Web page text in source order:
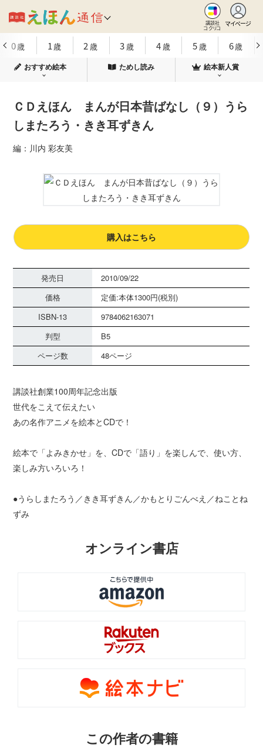
講談社
コクリコ
マイページ
0歳 1歳 2 歳 3歳 4歳 5歳 6歳
おすすめ絵本 ためし読み 絵本新人賞
ＣＤえほん まんが日本昔ばなし（９）うら
しまたろう・きき耳ずきん
編：川内 彩友美
購入はこちら
発売日
2010/09/22
価格
定価:本体1300円(税別)
ISBN-13
9784062163071
判型
B5
ページ数
48ページ
講談社創業100周年記念出版
世代をこえて伝えたい
あの名作アニメを絵本とCDで！
絵本で「よみきかせ」を、CDで「語り」を楽しんで、使い方、
楽しみ方いろいろ！
●うらしまたろう／きき耳ずきん／かもとりごんべえ／ねことね
ずみ
オンライン書店
この作者の書籍